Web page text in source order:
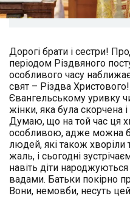
Дорогі брати і сестри!
періодом Різдвяного
особливого часу
свят – Різдва
Євангельському уривку
жінки, яка була скорчена
Думаю, що на той час ця
особливою, адже можна
людей, які також
жаль, і сьогодні
навіть діти
вадами. Батьки покірно
Вони, немовби, несуть